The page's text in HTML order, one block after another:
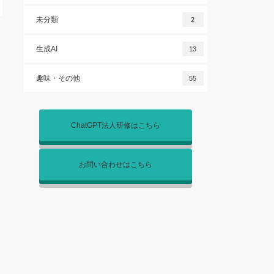
未分類 2
生成AI 13
趣味・その他 55
ChatGPT法人研修はこちら
お問い合わせはこちら